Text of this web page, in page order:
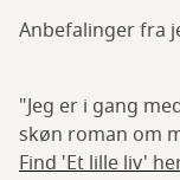
Anbefalinger fra
"Jeg er i gang
skøn roman om
Find 'Et lille liv'